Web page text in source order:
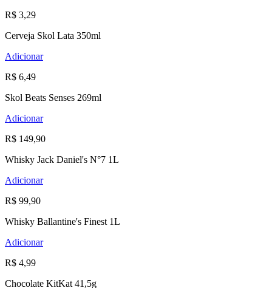
R$ 3,29
Cerveja Skol Lata 350ml
Adicionar
R$ 6,49
Skol Beats Senses 269ml
Adicionar
R$ 149,90
Whisky Jack Daniel's N°7 1L
Adicionar
R$ 99,90
Whisky Ballantine's Finest 1L
Adicionar
R$ 4,99
Chocolate KitKat 41,5g